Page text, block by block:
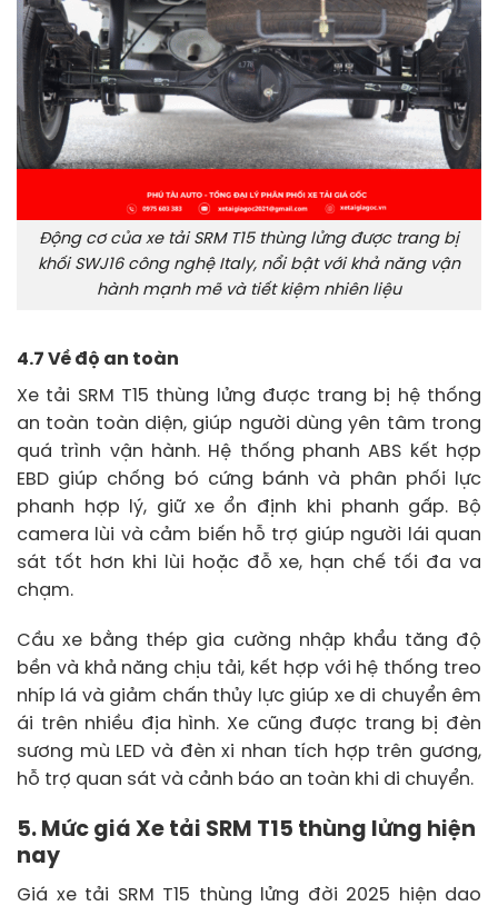
Động cơ của xe tải SRM T15 thùng lửng được trang bị
khối SWJ16 công nghệ Italy, nổi bật với khả năng vận
hành mạnh mẽ và tiết kiệm nhiên liệu
4.7 Về độ an toàn
Xe tải SRM T15 thùng lửng được trang bị hệ thống
an toàn toàn diện, giúp người dùng yên tâm trong
quá trình vận hành. Hệ thống phanh ABS kết hợp
EBD giúp chống bó cứng bánh và phân phối lực
phanh hợp lý, giữ xe ổn định khi phanh gấp. Bộ
camera lùi và cảm biến hỗ trợ giúp người lái quan
sát tốt hơn khi lùi hoặc đỗ xe, hạn chế tối đa va
chạm.
Cầu xe bằng thép gia cường nhập khẩu tăng độ
bền và khả năng chịu tải, kết hợp với hệ thống treo
nhíp lá và giảm chấn thủy lực giúp xe di chuyển êm
ái trên nhiều địa hình. Xe cũng được trang bị đèn
sương mù LED và đèn xi nhan tích hợp trên gương,
hỗ trợ quan sát và cảnh báo an toàn khi di chuyển.
5. Mức giá Xe tải SRM T15 thùng lửng hiện
nay
Giá xe tải SRM T15 thùng lửng đời 2025 hiện dao